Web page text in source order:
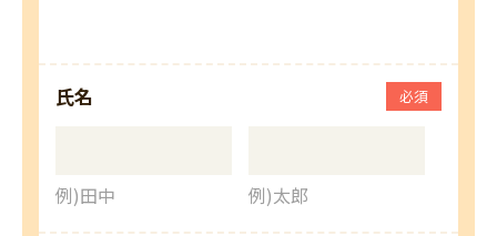
氏名 必須
例)田中 例)太郎